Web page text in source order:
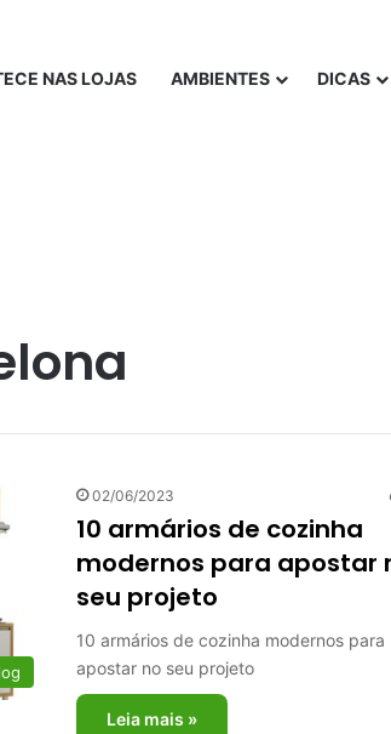
NAS LOJAS AMBIENTES DICAS
02/06/2023
10 armários de cozinha
modernos para apostar
seu projeto
10 armários de cozinha modernos para
apostar no seu projeto
Leia mais »